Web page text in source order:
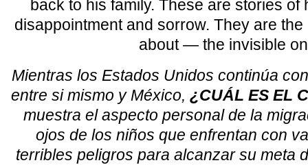
back to his family. These are stories of
disappointment and sorrow. They are
about — the invisible
Mientras los Estados Unidos continúa
entre si mismo y México, ¿CUÁL ES EL
muestra el aspecto personal de la
ojos de los niños que enfrentan con
terribles peligros para alcanzar su meta